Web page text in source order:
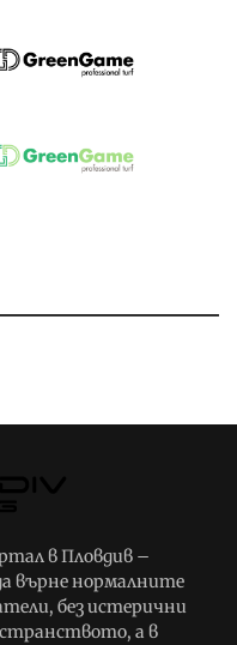
в Пловдив –
върне нормалните
без истерични
а в